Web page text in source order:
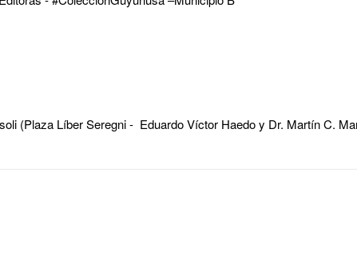
(Plaza Líber Seregni - Eduardo Víctor Haedo y Dr. Martín C.